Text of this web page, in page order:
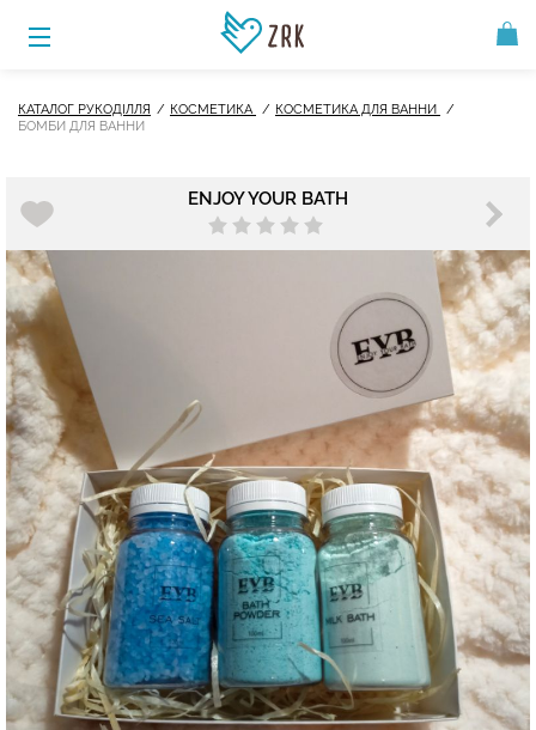
КАТАЛОГ РУКОДІЛЛЯ КОСМЕТИКА
КОСМЕТИКА ДЛЯ ВАННИ
БОМБИ ДЛЯ ВАННИ
ENJOY YOUR BATH